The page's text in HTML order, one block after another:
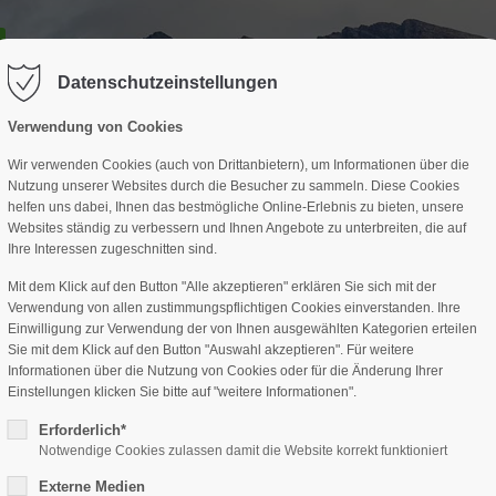
"offcanvas-col2" existiert leider
Der Eintrag "offcanvas-col3"
nicht.
Datenschutzeinstellungen
Verwendung von Cookies
Wir verwenden Cookies (auch von Drittanbietern), um Informationen über die
Nutzung unserer Websites durch die Besucher zu sammeln. Diese Cookies
helfen uns dabei, Ihnen das bestmögliche Online-Erlebnis zu bieten, unsere
Websites ständig zu verbessern und Ihnen Angebote zu unterbreiten, die auf
Ihre Interessen zugeschnitten sind.
Mit dem Klick auf den Button "Alle akzeptieren" erklären Sie sich mit der
Verwendung von allen zustimmungspflichtigen Cookies einverstanden. Ihre
Einwilligung zur Verwendung der von Ihnen ausgewählten Kategorien erteilen
Sie mit dem Klick auf den Button "Auswahl akzeptieren". Für weitere
Informationen über die Nutzung von Cookies oder für die Änderung Ihrer
Einstellungen klicken Sie bitte auf "weitere Informationen".
Erforderlich*
Notwendige Cookies zulassen damit die Website korrekt funktioniert
Externe Medien